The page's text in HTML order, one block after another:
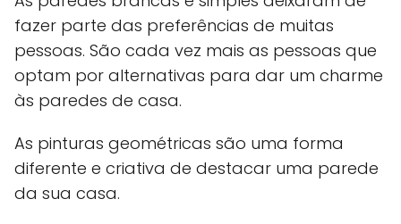
fazer parte das preferências de muitas
pessoas. São cada vez mais as pessoas que
optam por alternativas para dar um charme
às paredes de casa.
As pinturas geométricas são uma forma
diferente e criativa de destacar uma parede
da sua casa.